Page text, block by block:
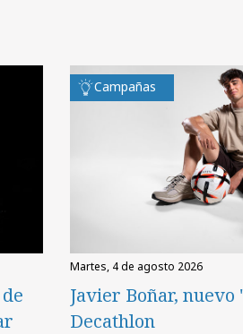
Campañas
martes, 4 de agosto 2026
Javier Boñar, nuevo
Decathlon